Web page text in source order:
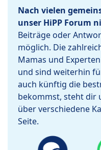
Nach vielen
unser HiPP Forum
Beiträge oder
möglich. Die
Mamas und
und sind weiterhin
auch künftig die
bekommst, steht dir
über verschiedene
Seite.